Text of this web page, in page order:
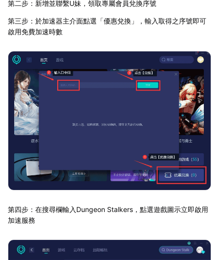
第二步：新增並聯繫U妹，領取專屬會員兌換序號
第三步：於加速器主介面點選「優惠兌換」，輸入取得之序號即可
啟用免費加速時數
第四步：在搜尋欄輸入Dungeon Stalkers，點選遊戲圖示立即啟用
加速服務